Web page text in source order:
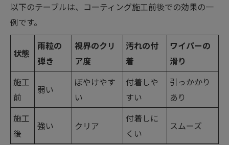
以下のテーブルは、コーティング施工前後での効果の一
例です。
状態
雨粒の
弾き
視界のクリ
ア度
汚れの付
着
ワイパーの
滑り
施工
前
弱い
ぼやけやす
い
付着しや
すい
引っかかり
あり
施工
後
強い クリア
付着しに
くい
スムーズ